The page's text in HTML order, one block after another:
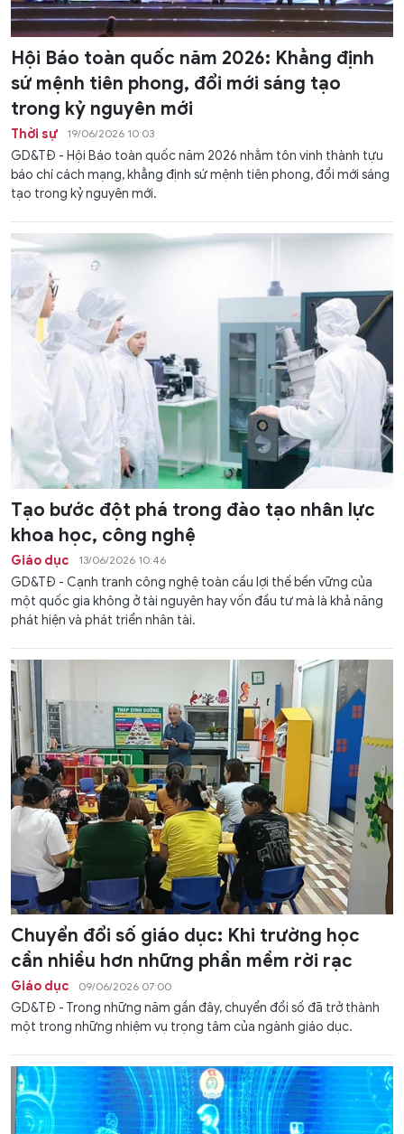
Hội Báo toàn quốc năm 2026: Khẳng định
sứ mệnh tiên phong, đổi mới sáng tạo
trong kỷ nguyên mới
Thời sự 19/06/2026 10:03
GD&TĐ - Hội Báo toàn quốc năm 2026 nhằm tôn vinh thành tựu
báo chí cách mạng, khẳng định sứ mệnh tiên phong, đổi mới sáng
tạo trong kỷ nguyên mới.
Tạo bước đột phá trong đào tạo nhân lực
khoa học, công nghệ
Giáo dục 13/06/2026 10:46
GD&TĐ - Cạnh tranh công nghệ toàn cầu lợi thế bền vững của
một quốc gia không ở tài nguyên hay vốn đầu tư mà là khả năng
phát hiện và phát triển nhân tài.
Chuyển đổi số giáo dục: Khi trường học
cần nhiều hơn những phần mềm rời rạc
Giáo dục 09/06/2026 07:00
GD&TĐ - Trong những năm gần đây, chuyển đổi số đã trở thành
một trong những nhiệm vụ trọng tâm của ngành giáo dục.